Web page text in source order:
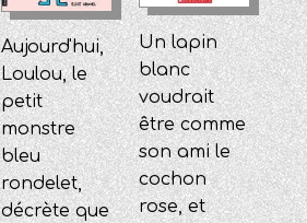
Aujourd'hui,
Loulou, le
petit
monstre
bleu
rondelet,
décrète que
Un lapin
blanc
voudrait
être comme
son ami le
cochon
rose, et